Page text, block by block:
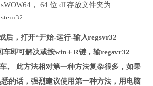
， 64 位 dll存放文件夹为
。
后，打开“开始-运行-输入regsvr32
车即可解决或按win＋R键，输regsvr32
。 此方法相对第一种方法复杂很多，如果
的话，强烈建议使用第一种方法，用电脑